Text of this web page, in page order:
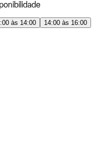
às 14:00
14:00 às 16:00